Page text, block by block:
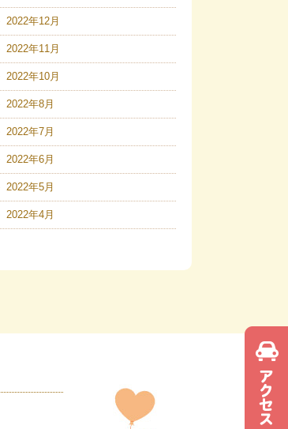
2022年12月
2022年11月
2022年10月
2022年8月
2022年7月
2022年6月
2022年5月
2022年4月